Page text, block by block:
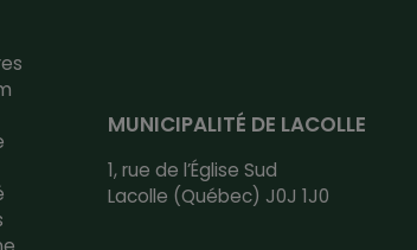
MUNICIPALITÉ DE LACOLLE
1, rue de l’Église Sud
Lacolle (Québec) J0J 1J0